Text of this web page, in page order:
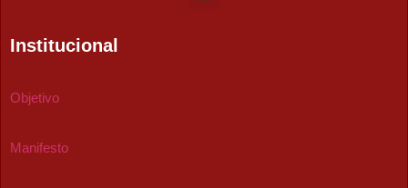
Institucional
Objetivo
Manifesto